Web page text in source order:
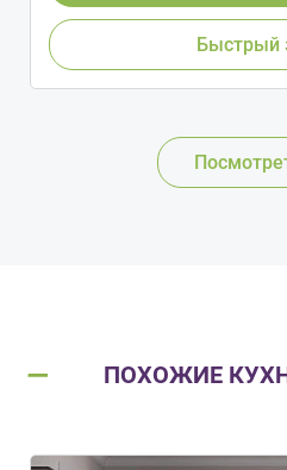
Быстрый
ПОХОЖИЕ